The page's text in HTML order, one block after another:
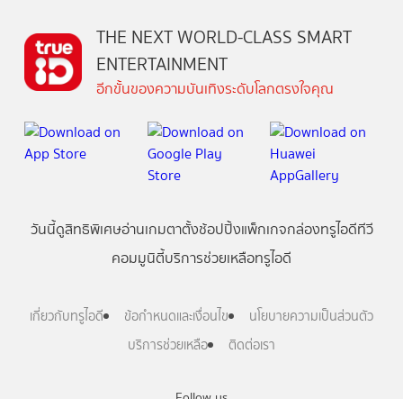
THE NEXT WORLD-CLASS SMART
ENTERTAINMENT
อีกขั้นของความบันเทิงระดับโลกตรงใจคุณ
วันนี้ดูสิทธิพิเศษอ่านเกมตาตั้งช้อปปิ้งแพ็กเกจกล่องทรูไอดีทีวี
คอมมูนิตี้บริการช่วยเหลือทรูไอดี
เกี่ยวกับทรูไอดี ข้อกำหนดและเงื่อนไข
นโยบายความเป็นส่วนตัว
บริการช่วยเหลือ
ติดต่อเรา